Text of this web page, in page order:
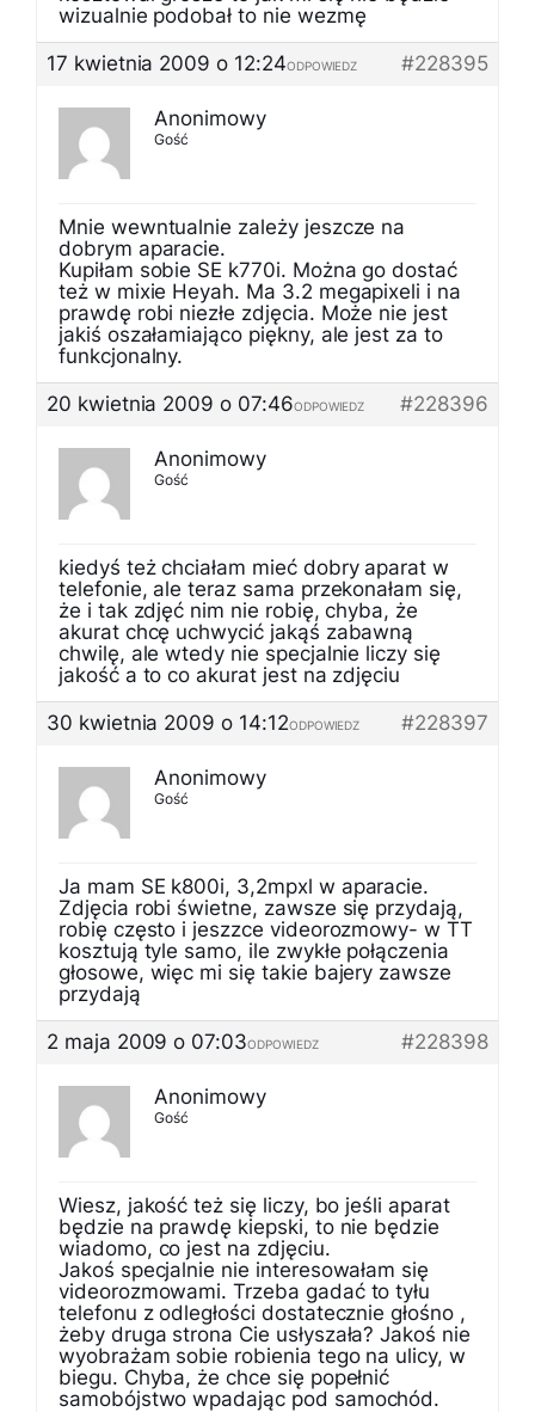
wizualnie podobał to nie wezmę
17 kwietnia 2009 o 12:24
#228395
ODPOWIEDZ
Anonimowy
Gość
Mnie wewntualnie zależy jeszcze na
dobrym aparacie.
Kupiłam sobie SE k770i. Można go dostać
też w mixie Heyah. Ma 3.2 megapixeli i na
prawdę robi niezłe zdjęcia. Może nie jest
jakiś oszałamiająco piękny, ale jest za to
funkcjonalny.
20 kwietnia 2009 o 07:46
#228396
ODPOWIEDZ
Anonimowy
Gość
kiedyś też chciałam mieć dobry aparat w
telefonie, ale teraz sama przekonałam się,
że i tak zdjęć nim nie robię, chyba, że
akurat chcę uchwycić jakąś zabawną
chwilę, ale wtedy nie specjalnie liczy się
jakość a to co akurat jest na zdjęciu
30 kwietnia 2009 o 14:12
#228397
ODPOWIEDZ
Anonimowy
Gość
Ja mam SE k800i, 3,2mpxl w aparacie.
Zdjęcia robi świetne, zawsze się przydają,
robię często i jeszzce videorozmowy- w TT
kosztują tyle samo, ile zwykłe połączenia
głosowe, więc mi się takie bajery zawsze
przydają
2 maja 2009 o 07:03
#228398
ODPOWIEDZ
Anonimowy
Gość
Wiesz, jakość też się liczy, bo jeśli aparat
będzie na prawdę kiepski, to nie będzie
wiadomo, co jest na zdjęciu.
Jakoś specjalnie nie interesowałam się
videorozmowami. Trzeba gadać to tyłu
telefonu z odległości dostatecznie głośno ,
żeby druga strona Cie usłyszała? Jakoś nie
wyobrażam sobie robienia tego na ulicy, w
biegu. Chyba, że chce się popełnić
samobójstwo wpadając pod samochód.